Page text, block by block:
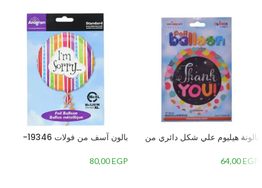
بالونة هيليوم علي شكل دائري من
شكر،متعدد الألوان
64,00EGP
بالون آسف من فولات 19346-
80,00EGP